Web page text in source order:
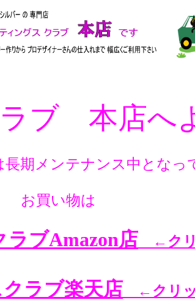
ブ 本店へ
期メンテナンス中となっ
お買い物は
ラブAmazon店 ←ク
ラブ楽天店 ←クリ